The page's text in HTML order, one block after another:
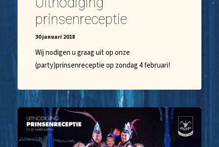
prinsenreceptie
30 januari 2018
Wij nodigen u graag uit op onze
(party)prinsenreceptie op zondag 4 februari!